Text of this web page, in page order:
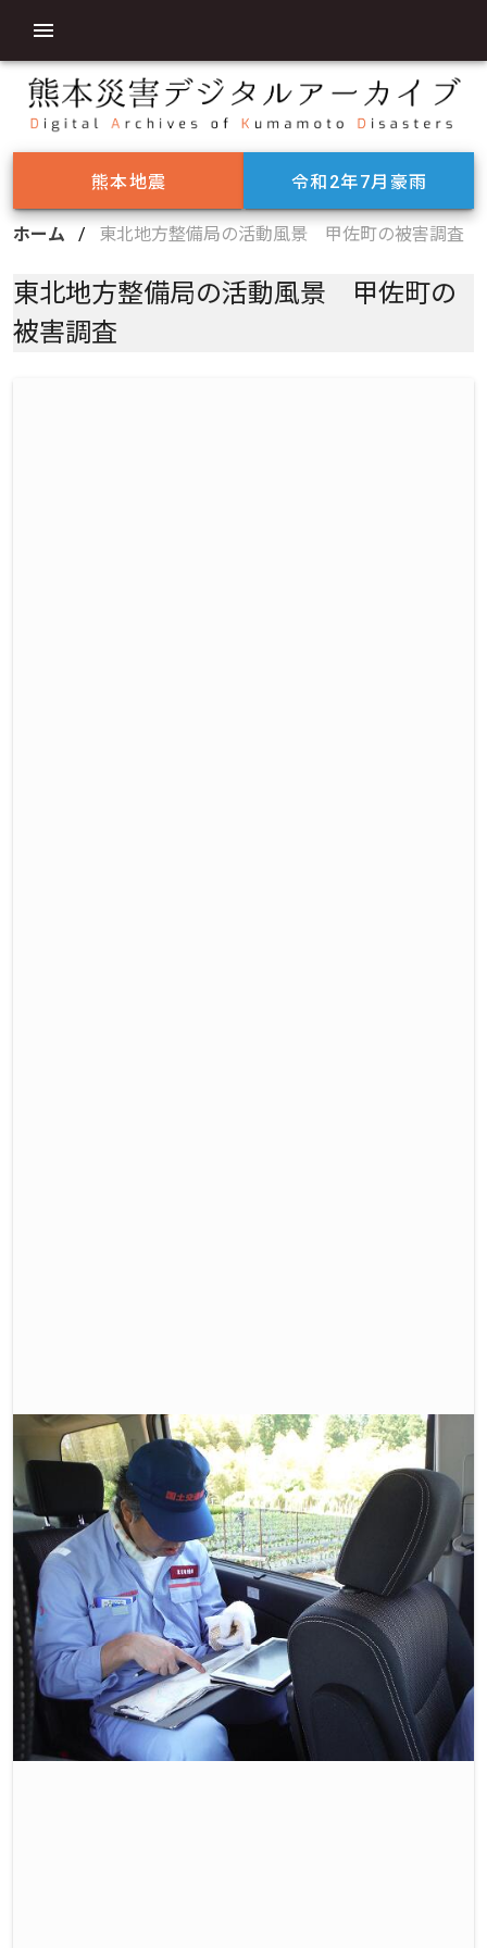
熊本地震 令和2年7月豪雨
ホーム / 東北地方整備局の活動風景 甲佐町の被害調査
東北地方整備局の活動風景 甲佐町の
被害調査